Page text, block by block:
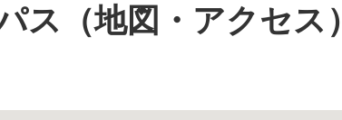
ス（地図・アクセス）